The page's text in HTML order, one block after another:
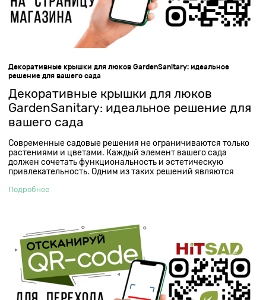
Декоративные крышки для люков GardenSanitary: идеальное
решение для вашего сада
Декоративные крышки для люков
GardenSanitary: идеальное решение для
вашего сада
Современные садовые решения не ограничиваются только
растениями и цветами. Каждый элемент вашего сада
должен сочетать функциональность и эстетическую
привлекательность. Одним из таких решений являются
GardenSanitary. Рассмотрим, почему эти крышки станут
Подробнее